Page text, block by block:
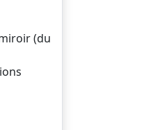
(du